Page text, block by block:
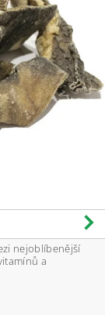
nejoblíbenější
a